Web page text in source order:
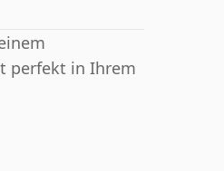
perfekt in Ihrem